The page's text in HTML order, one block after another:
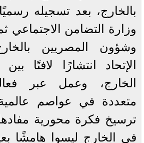
بالخارج، بعد تسجيله
وزارة التضامن الاجتماعي
وشؤون المصريين
الإتحاد انتشارًا لافتًا
الخارج، وعمل عبر
متعددة في عواصم
ترسيخ فكرة محورية
في الخارج ليسوا هامشًا